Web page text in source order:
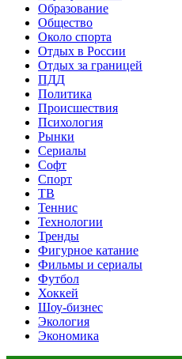
Образование
Общество
Около спорта
Отдых в России
Отдых за границей
ПДД
Политика
Происшествия
Психология
Рынки
Сериалы
Софт
Спорт
ТВ
Теннис
Технологии
Тренды
Фигурное катание
Фильмы и сериалы
Футбол
Хоккей
Шоу-бизнес
Экология
Экономика